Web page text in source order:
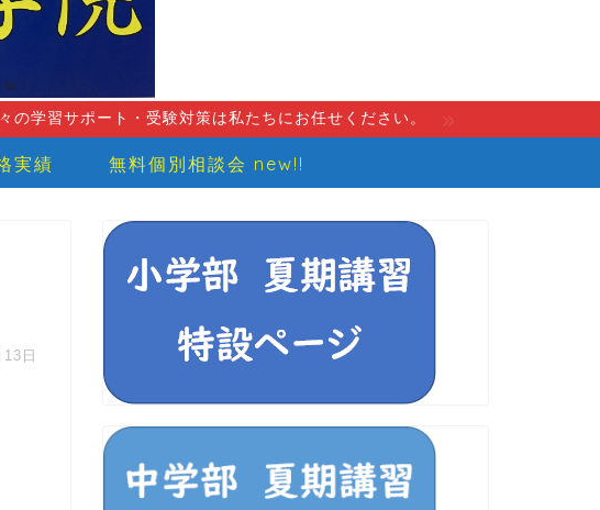
学習サポート・受験対策は私たちにお任せください。
実績 無料個別相談会 new!!
日